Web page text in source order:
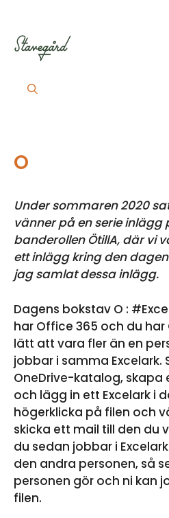
innehåll
O
Under sommaren 2020
vänner på en serie inlägg
banderollen ÖtillA, där vi
ett inlägg kring den
jag samlat dessa inlägg.
Dagens bokstav O :
har Office 365 och du har
lätt att vara fler än en
jobbar i samma Excelark.
OneDrive-katalog,
och lägg in ett Excelark i
högerklicka på filen och
skicka ett mail till den du
du sedan jobbar i
den andra personen, så
personen gör och ni kan
filen.